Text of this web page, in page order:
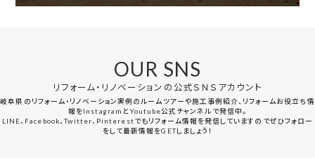
OUR SNS
リフォーム・リノベーションの公式ＳＮＳアカウント
岐阜県のリフォーム・リノベーション実例のルームツアーや施工事例紹介、リフォームお役立ち情
報をInstagramとYoutube公式チャンネルで発信中。
LINE、Facebook、Twitter、Pinterestでもリフォーム情報を発信していますのでぜひフォロー
をして最新情報をGETしましょう！